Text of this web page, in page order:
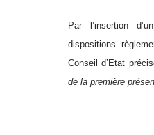
Par l’insertion
dispositions
Conseil d’Etat
de la première